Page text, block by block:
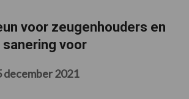
voor zeugenhouders en
voor
december 2021